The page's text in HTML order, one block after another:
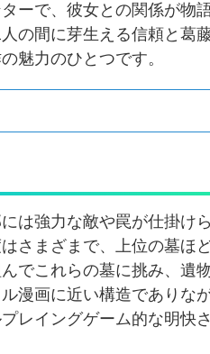
ーで、彼女との関係が物
人の間に芽生える信頼と
魅力のひとつです。
は強力な敵や罠が仕掛け
さまざまで、上位の墓ほ
でこれらの墓に挑み、遺
漫画に近い構造でありな
レイングゲーム的な明快